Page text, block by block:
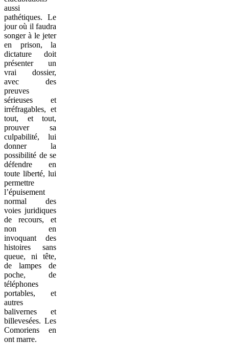
aussi
pathétiques. Le
jour où il faudra
songer à le jeter
en prison, la
dictature doit
présenter un
vrai dossier,
avec des
preuves
sérieuses et
irréfragables, et
tout, et tout,
prouver sa
culpabilité, lui
donner la
possibilité de se
défendre en
toute liberté, lui
permettre
l’épuisement
normal des
voies juridiques
de recours, et
non en
invoquant des
histoires sans
queue, ni tête,
de lampes de
poche, de
téléphones
portables, et
autres
balivernes et
billevesées. Les
Comoriens en
ont marre.